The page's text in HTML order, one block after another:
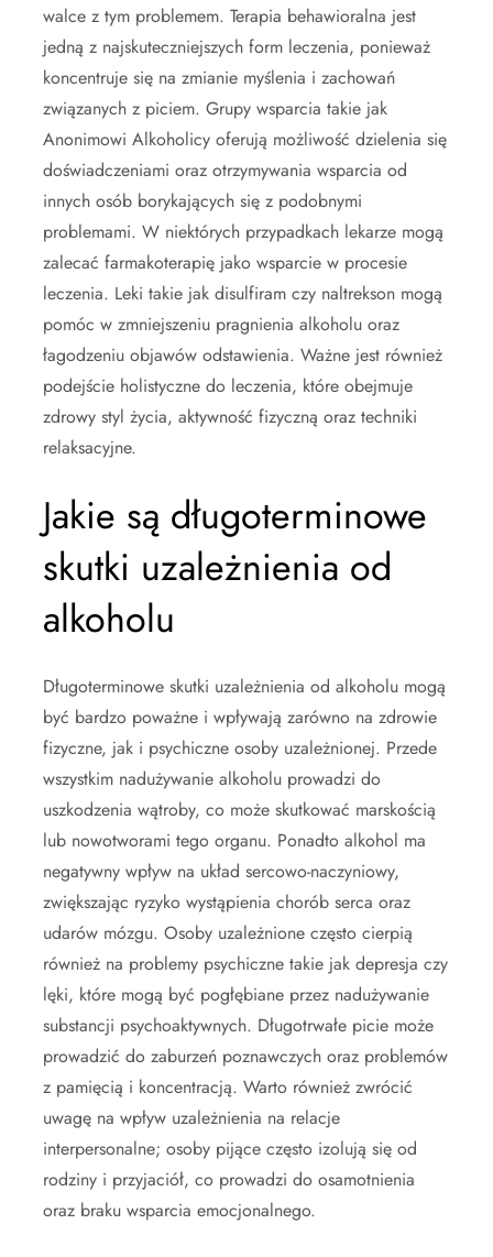
walce z tym problemem. Terapia behawioralna jest
jedną z najskuteczniejszych form leczenia, ponieważ
koncentruje się na zmianie myślenia i zachowań
związanych z piciem. Grupy wsparcia takie jak
Anonimowi Alkoholicy oferują możliwość dzielenia się
doświadczeniami oraz otrzymywania wsparcia od
innych osób borykających się z podobnymi
problemami. W niektórych przypadkach lekarze mogą
zalecać farmakoterapię jako wsparcie w procesie
leczenia. Leki takie jak disulfiram czy naltrekson mogą
pomóc w zmniejszeniu pragnienia alkoholu oraz
łagodzeniu objawów odstawienia. Ważne jest również
podejście holistyczne do leczenia, które obejmuje
zdrowy styl życia, aktywność fizyczną oraz techniki
relaksacyjne.
Jakie są długoterminowe
skutki uzależnienia od
alkoholu
Długoterminowe skutki uzależnienia od alkoholu mogą
być bardzo poważne i wpływają zarówno na zdrowie
fizyczne, jak i psychiczne osoby uzależnionej. Przede
wszystkim nadużywanie alkoholu prowadzi do
uszkodzenia wątroby, co może skutkować marskością
lub nowotworami tego organu. Ponadto alkohol ma
negatywny wpływ na układ sercowo-naczyniowy,
zwiększając ryzyko wystąpienia chorób serca oraz
udarów mózgu. Osoby uzależnione często cierpią
również na problemy psychiczne takie jak depresja czy
lęki, które mogą być pogłębiane przez nadużywanie
substancji psychoaktywnych. Długotrwałe picie może
prowadzić do zaburzeń poznawczych oraz problemów
z pamięcią i koncentracją. Warto również zwrócić
uwagę na wpływ uzależnienia na relacje
interpersonalne; osoby pijące często izolują się od
rodziny i przyjaciół, co prowadzi do osamotnienia
oraz braku wsparcia emocjonalnego.